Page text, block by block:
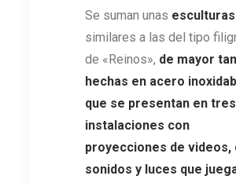
Se suman unas esculturas
similares a las del tipo
de «Reinos», de mayor
hechas en acero
que se presentan en tres
instalaciones con
proyecciones de videos,
sonidos y luces que